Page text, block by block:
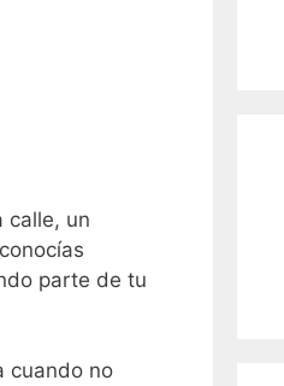
calle, un
parte de tu
cuando no